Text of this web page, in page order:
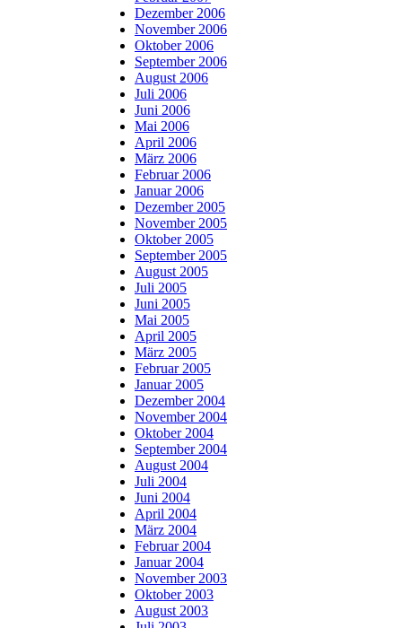
Dezember 2006
November 2006
Oktober 2006
September 2006
August 2006
Juli 2006
Juni 2006
Mai 2006
April 2006
März 2006
Februar 2006
Januar 2006
Dezember 2005
November 2005
Oktober 2005
September 2005
August 2005
Juli 2005
Juni 2005
Mai 2005
April 2005
März 2005
Februar 2005
Januar 2005
Dezember 2004
November 2004
Oktober 2004
September 2004
August 2004
Juli 2004
Juni 2004
April 2004
März 2004
Februar 2004
Januar 2004
November 2003
Oktober 2003
August 2003